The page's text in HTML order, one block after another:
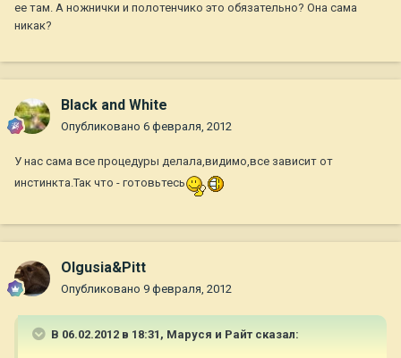
ее там. А ножнички и полотенчико это обязательно? Она сама
никак?
Black and White
Опубликовано 6 февраля, 2012
У нас сама все процедуры делала,видимо,все зависит от
инстинкта.Так что - готовьтесь
Olgusia&Pitt
Опубликовано 9 февраля, 2012
В 06.02.2012 в 18:31, Маруся и Райт сказал: